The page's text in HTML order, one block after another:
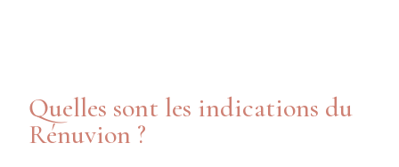
Quelles sont les indications du
Rénuvion ?